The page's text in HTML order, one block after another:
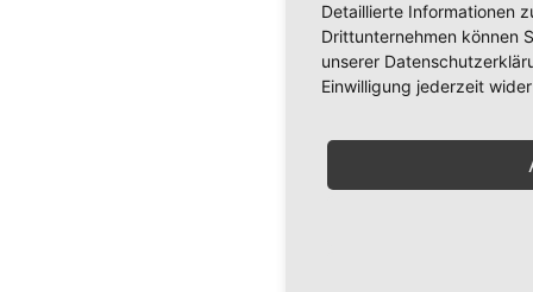
Detaillierte Informationen
Drittunternehmen können
unserer
Einwilligung jederzeit